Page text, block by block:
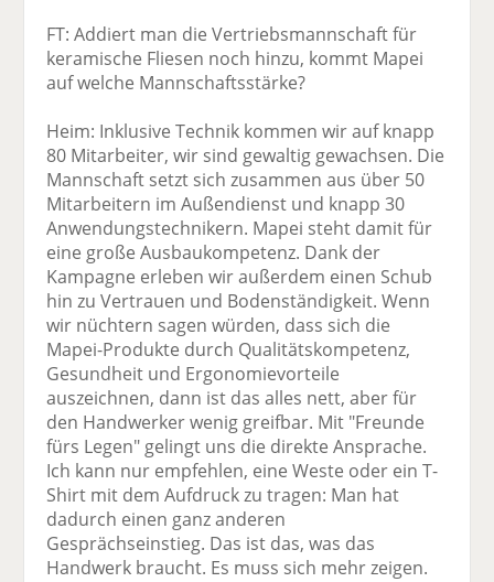
FT: Addiert man die Vertriebsmannschaft für
keramische Fliesen noch hinzu, kommt Mapei
auf welche Mannschaftsstärke?
Heim: Inklusive Technik kommen wir auf knapp
80 Mitarbeiter, wir sind gewaltig gewachsen. Die
Mannschaft setzt sich zusammen aus über 50
Mitarbeitern im Außendienst und knapp 30
Anwendungstechnikern. Mapei steht damit für
eine große Ausbaukompetenz. Dank der
Kampagne erleben wir außerdem einen Schub
hin zu Vertrauen und Bodenständigkeit. Wenn
wir nüchtern sagen würden, dass sich die
Mapei-Produkte durch Qualitätskompetenz,
Gesundheit und Ergonomievorteile
auszeichnen, dann ist das alles nett, aber für
den Handwerker wenig greifbar. Mit "Freunde
fürs Legen" gelingt uns die direkte Ansprache.
Ich kann nur empfehlen, eine Weste oder ein T-
Shirt mit dem Aufdruck zu tragen: Man hat
dadurch einen ganz anderen
Gesprächseinstieg. Das ist das, was das
Handwerk braucht. Es muss sich mehr zeigen.